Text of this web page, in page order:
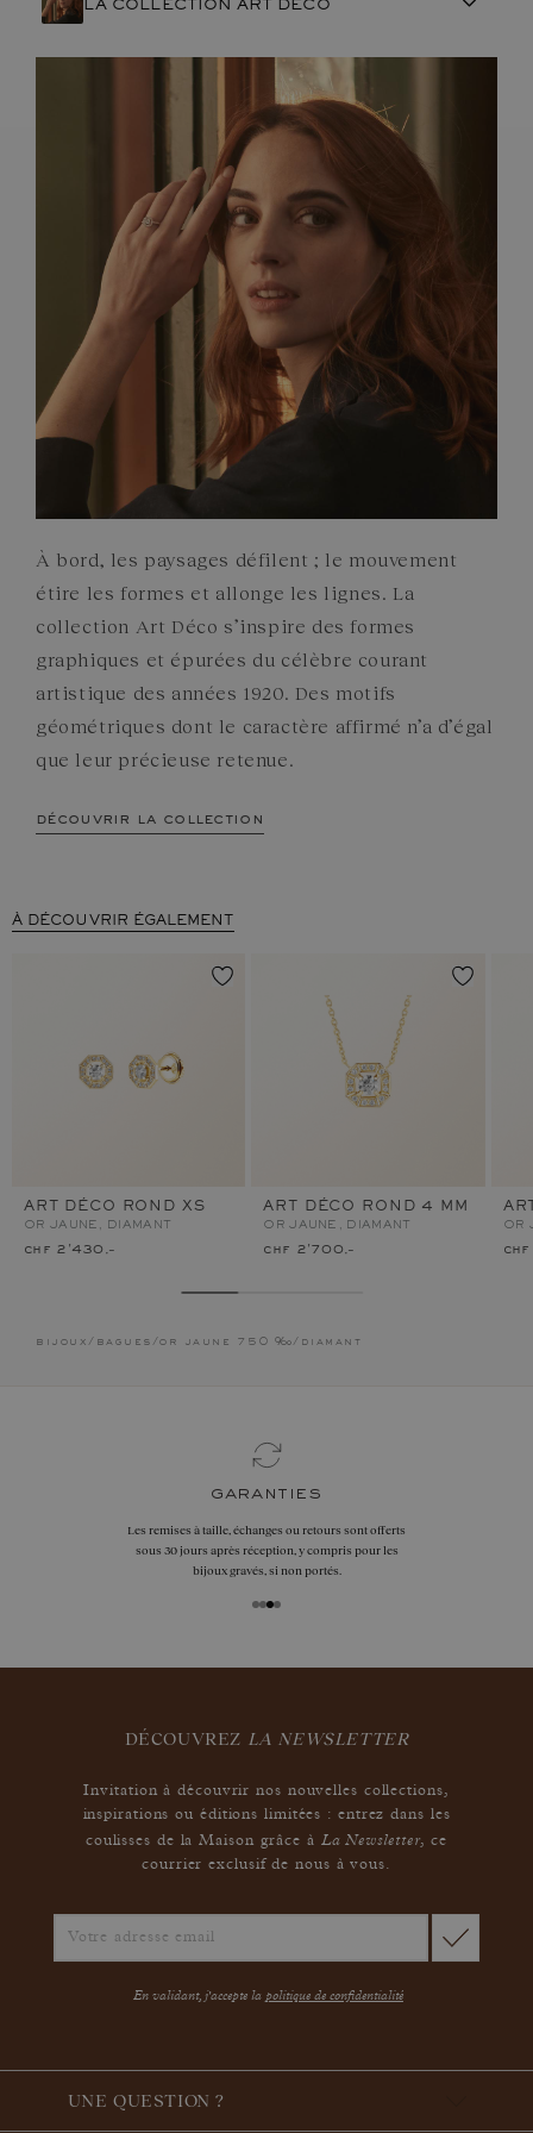
LA COLLECTION ART DÉCO
ARTISANAT FRANÇAIS
ENGAGEMENTS
À bord, les paysages défilent ; le mouvement
étire les formes et allonge les lignes. La
collection Art Déco s’inspire des formes
graphiques et épurées du célèbre courant
artistique des années 1920. Des motifs
géométriques dont le caractère affirmé n’a d’égal
que leur précieuse retenue.
découvrir la collection
À DÉCOUVRIR ÉGALEMENT
ART DÉCO ROND XS
OR JAUNE, DIAMANT
chf 2'430.–
ART DÉCO ROND 4 MM
OR JAUNE, DIAMANT
chf 2'700.–
OR
chf
bijoux / bagues / or jaune 750 ‰ / diamant
garanties
Les remises à taille, échanges ou retours sont offerts
sous 30 jours après réception, y compris pour les
bijoux gravés, si non portés.
DÉCOUVREZ LA NEWSLETTER
Invitation à découvrir nos nouvelles collections,
inspirations ou éditions limitées : entrez dans les
coulisses de la Maison grâce à La Newsletter,ce
courrier exclusif de nous à vous.
En validant, j'accepte la politique de confidentialité
UNE QUESTION ?